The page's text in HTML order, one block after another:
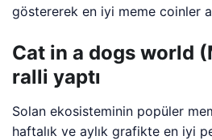
göstererek en iyi meme coinler
Cat in a dogs world
ralli yaptı
Solan ekosisteminin popüler
haftalık ve aylık grafikte en iyi